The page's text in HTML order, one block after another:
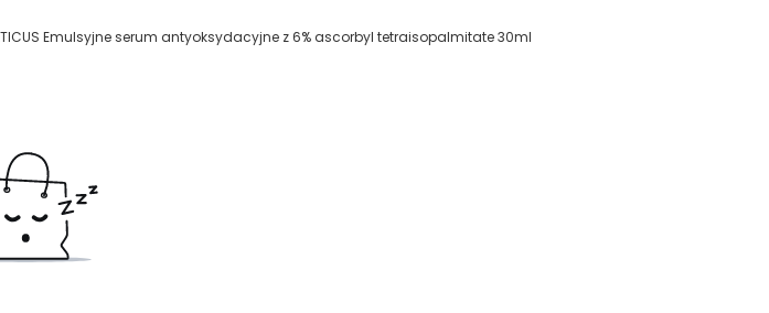
Emulsyjne serum antyoksydacyjne z 6% ascorbyl tetraisopalmitate 30ml